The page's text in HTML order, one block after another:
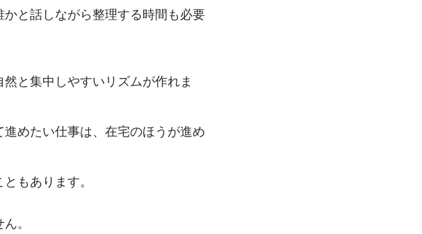
と話しながら整理する時間も必要
と集中しやすいリズムが作れま
めたい仕事は、在宅のほうが進め
もあります。
。